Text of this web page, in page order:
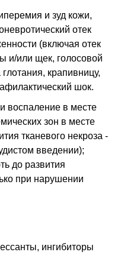
и зуд кожи,
отек
(включая отек
и/или щек, голосовой
крапивницу,
шок.
воспаление в месте
зон в месте
тканевого некроза -
введении);
до развития
при нарушении
ингибиторы